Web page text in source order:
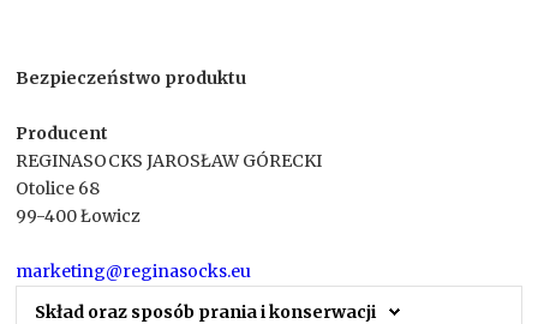
Bezpieczeństwo produktu
Producent
REGINASOCKS JAROSŁAW GÓRECKI
Otolice 68
99-400 Łowicz
marketing@reginasocks.eu
Skład oraz sposób prania i konserwacji